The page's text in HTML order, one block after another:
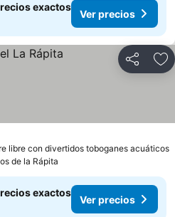
exactos
Ver precios
Compartir
libre con divertidos toboganes acuáticos
de la Rápita
exactos
Ver precios